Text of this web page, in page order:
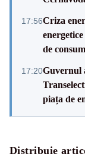
17:56Criza
de consum
17:20Guvernul
piața de
Distribuie